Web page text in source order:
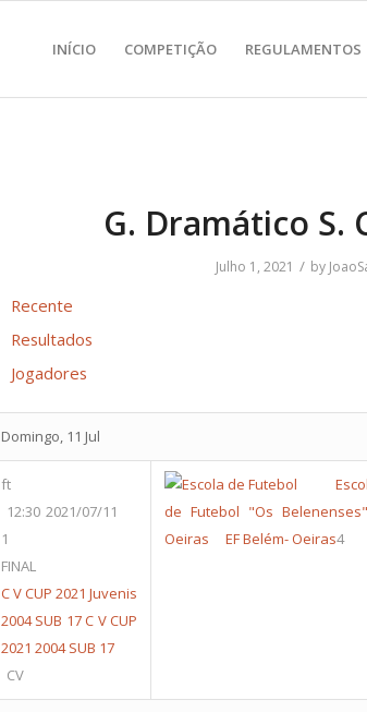
INÍCIO COMPETIÇÃO REGULAMENTOS
G. Dramático S.
Julho 1, 2021 / by
Recente
Resultados
Jogadores
Domingo, 11 Jul
ft
2021/07/11
12:30
1
FINAL
C V CUP 2021 Juvenis
2004 SUB 17C V CUP
2021 2004 SUB 17
CV
de Futebol "Os
Oeiras
EF Belém- Oeiras4